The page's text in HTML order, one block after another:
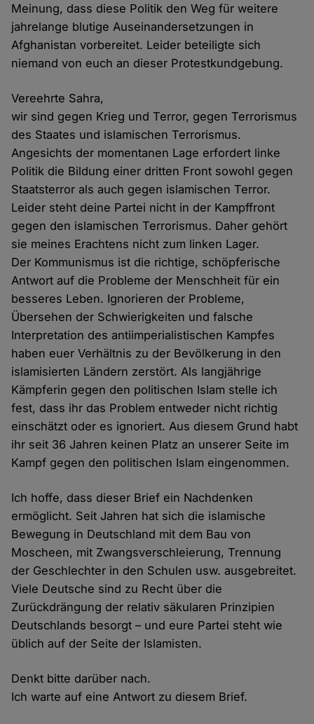
Meinung, dass diese Politik den Weg für weitere
jahrelange blutige Auseinandersetzungen in
Afghanistan vorbereitet. Leider beteiligte sich
niemand von euch an dieser Protestkundgebung.
Vereehrte Sahra,
wir sind gegen Krieg und Terror, gegen Terrorismus
des Staates und islamischen Terrorismus.
Angesichts der momentanen Lage erfordert linke
Politik die Bildung einer dritten Front sowohl gegen
Staatsterror als auch gegen islamischen Terror.
Leider steht deine Partei nicht in der Kampffront
gegen den islamischen Terrorismus. Daher gehört
sie meines Erachtens nicht zum linken Lager.
Der Kommunismus ist die richtige, schöpferische
Antwort auf die Probleme der Menschheit für ein
besseres Leben. Ignorieren der Probleme,
Übersehen der Schwierigkeiten und falsche
Interpretation des antiimperialistischen Kampfes
haben euer Verhältnis zu der Bevölkerung in den
islamisierten Ländern zerstört. Als langjährige
Kämpferin gegen den politischen Islam stelle ich
fest, dass ihr das Problem entweder nicht richtig
einschätzt oder es ignoriert. Aus diesem Grund habt
ihr seit 36 Jahren keinen Platz an unserer Seite im
Kampf gegen den politischen Islam eingenommen.
Ich hoffe, dass dieser Brief ein Nachdenken
ermöglicht. Seit Jahren hat sich die islamische
Bewegung in Deutschland mit dem Bau von
Moscheen, mit Zwangsverschleierung, Trennung
der Geschlechter in den Schulen usw. ausgebreitet.
Viele Deutsche sind zu Recht über die
Zurückdrängung der relativ säkularen Prinzipien
Deutschlands besorgt – und eure Partei steht wie
üblich auf der Seite der Islamisten.
Denkt bitte darüber nach.
Ich warte auf eine Antwort zu diesem Brief.